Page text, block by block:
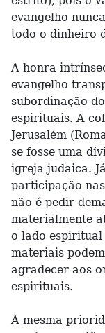
evangelho
todo o dinheiro
A honra
evangelho
subordinação
espirituais. A
Jerusalém
se fosse uma
igreja judaica.
participação
não é pedir
materialmente
o lado espiritual
materiais
agradecer aos
espirituais.
A mesma